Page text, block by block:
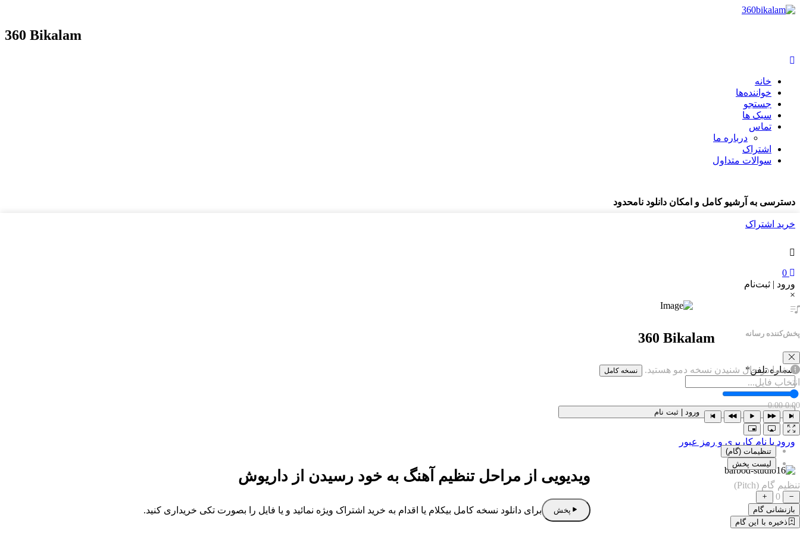
360 Bikalam
خانه
خواننده‌ها
جستجو
سبک ها
تماس
درباره ما
اشتراک
سوالات متداول
دسترسی به آرشیو کامل و امکان دانلود نامحدود
خرید اشتراک
0
ورود | ثبت‌نام
×
360 Bikalam
شماره تلفن*
ورود | ثبت نام
ورود با نام کاربری و رمز عبور
ویدیویی از مراحل تنظیم آهنگ به خود رسیدن از داریوش
پخش برای دانلود نسخه کامل بیکلام یا اقدام به خرید اشتراک ویژه نمائید و یا فایل را بصورت تکی خریداری کنید.
پخش‌کننده رسانه
شما در حال شنیدن نسخه دمو هستید. نسخه کامل
انتخاب فایل...
0:00
0:00
تنظیمات (گام)
لیست پخش
تنظیم گام (Pitch)
0
بازنشانی گام
ذخیره با این گام